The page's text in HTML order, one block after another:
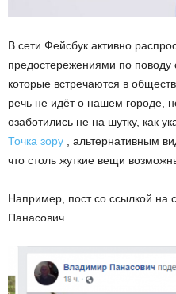
В сети Фейсбук активно
предостережениями по поводу
которые встречаются в
речь не идёт о нашем городе,
озаботились не на шутку, как
Точка зору
, альтернативным
что столь жуткие вещи
Например, пост со ссылкой на
Панасович.